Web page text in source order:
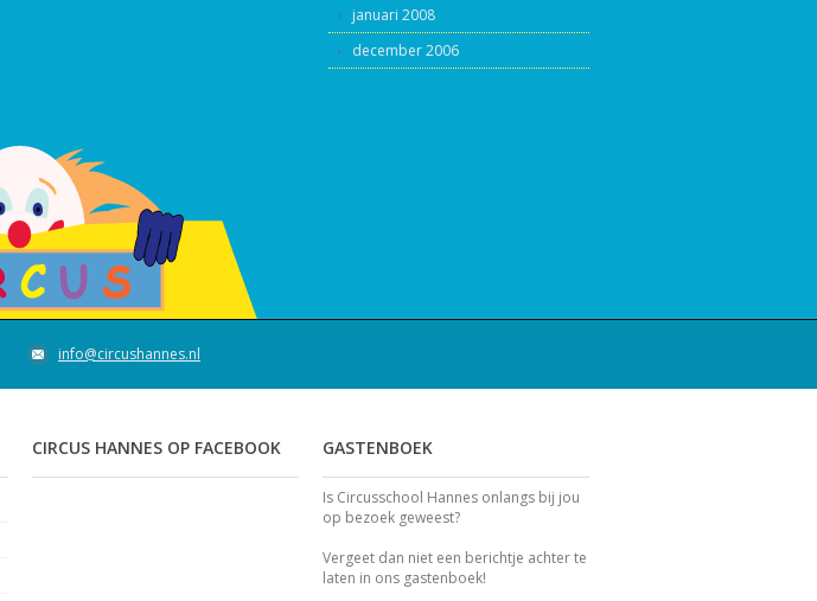
januari 2008
december 2006
info@circushannes.nl
CIRCUS HANNES OP FACEBOOK GASTENBOEK
Is Circusschool Hannes onlangs bij jou
op bezoek geweest?
Vergeet dan niet een berichtje achter te
laten in ons gastenboek!